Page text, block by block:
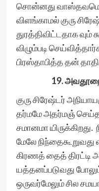
சொன்னது
விளங்காமல் குரு
துரத்திவிட்டதாக வும்
விழும்படி
பிரஸ்தாபித்த தன்
19.
குரு சிரேஷ்டர்
தர்மமே அதர்மஞ்
சமானமா
மேலே
கிரணத் தைத் திரட்டி
யத்தனப்படுவது
ஒருவர்மேலும் சில